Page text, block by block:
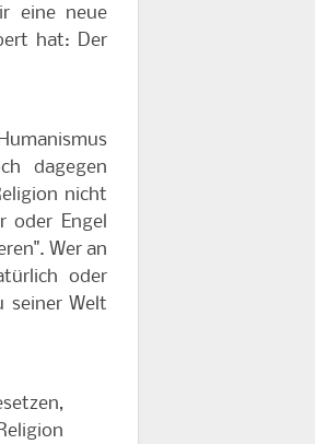
eine neue
hat: Der
dagegen
nicht
oder Engel
Wer an
oder
seiner Welt